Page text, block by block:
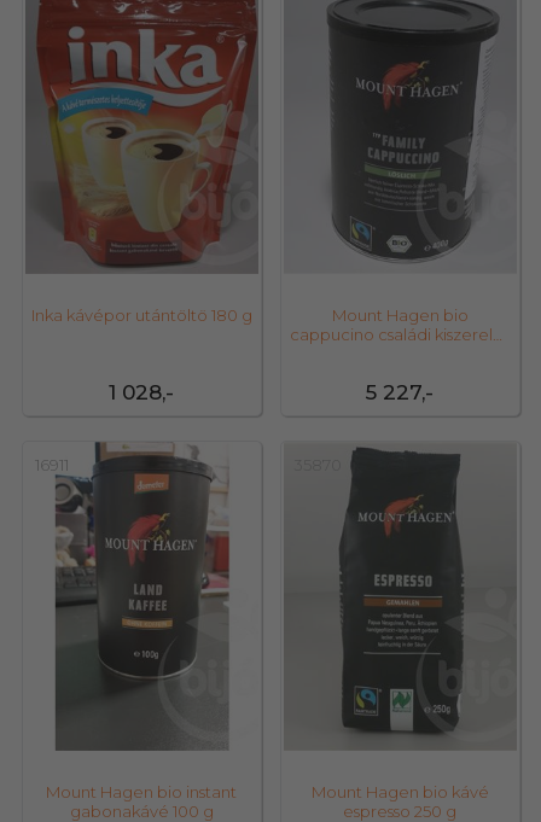
1 028,-
Inka kávépor utántöltö 180 g
5 227,-
Mount Hagen bio
cappucino családi kiszerelés
16911
Mount Hagen bio instant
gabonakávé 100 g
Mount Hagen bio kávé
espresso 250 g